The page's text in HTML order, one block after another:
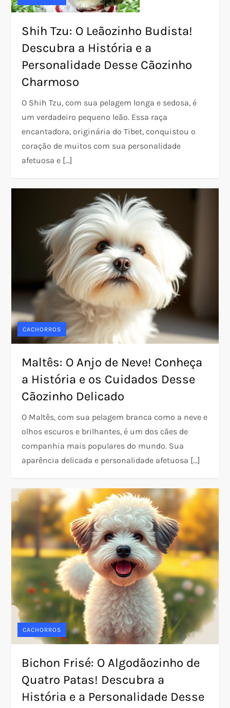
Shih Tzu: O Leãozinho Budista!
Descubra a História e a
Personalidade Desse Cãozinho
Charmoso
O Shih Tzu, com sua pelagem longa e sedosa, é
um verdadeiro pequeno leão. Essa raça
encantadora, originária do Tibet, conquistou o
coração de muitos com sua personalidade
afetuosa e […]
CACHORROS
Maltês: O Anjo de Neve! Conheça
a História e os Cuidados Desse
Cãozinho Delicado
O Maltês, com sua pelagem branca como a neve e
olhos escuros e brilhantes, é um dos cães de
companhia mais populares do mundo. Sua
aparência delicada e personalidade afetuosa […]
CACHORROS
Bichon Frisé: O Algodãozinho de
Quatro Patas! Descubra a
História e a Personalidade Desse